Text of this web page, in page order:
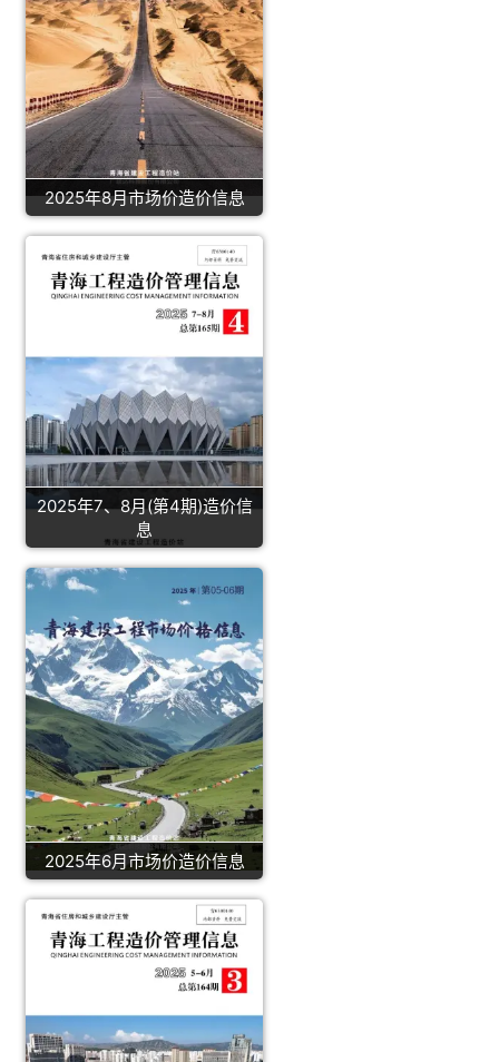
2025年8月市场价造价信息
2025年7、8月(第4期)造价信
息
2025年6月市场价造价信息